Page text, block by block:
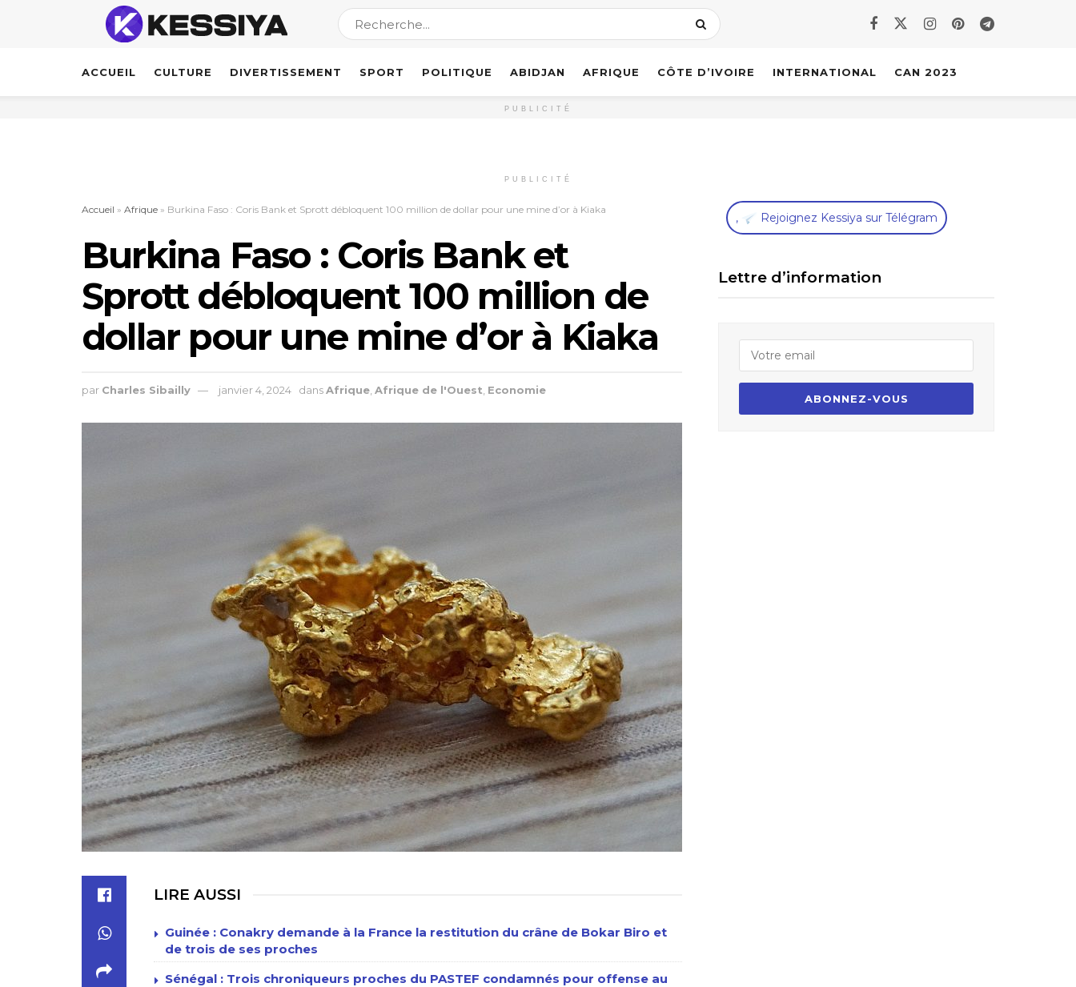
ACCUEIL CULTURE DIVERTISSEMENT SPORT POLITIQUE ABIDJAN AFRIQUE CÔTE D’IVOIRE INTERNATIONAL CAN 2023
PUBLICITÉ
PUBLICITÉ
Accueil » Afrique » Burkina Faso : Coris Bank et Sprott débloquent 100 million de dollar pour une mine d’or à Kiaka
Burkina Faso : Coris Bank et
Sprott débloquent 100 million de
dollar pour une mine d’or à Kiaka
par Charles Sibailly janvier 4, 2024 dansAfrique Afrique de l'Ouest Economie
LIRE AUSSI
Guinée : Conakry demande à la France la restitution du crâne de Bokar Biro et
de trois de ses proches
Sénégal : Trois chroniqueurs proches du PASTEF condamnés pour offense au
, Rejoignez Kessiya sur Télégram
Lettre d’information